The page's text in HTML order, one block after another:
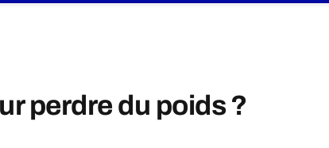
perdre du poids ?